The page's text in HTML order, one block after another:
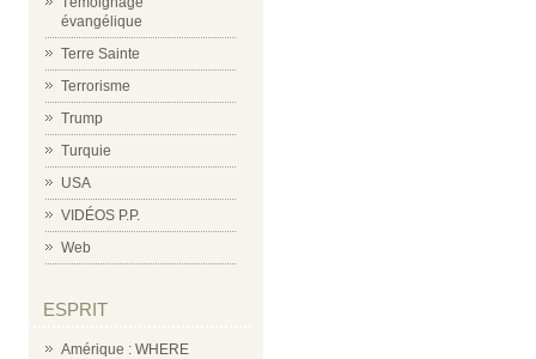
évangélique
Terre Sainte
Terrorisme
Trump
Turquie
USA
VIDÉOS P.P.
Web
ESPRIT
Amérique : WHERE